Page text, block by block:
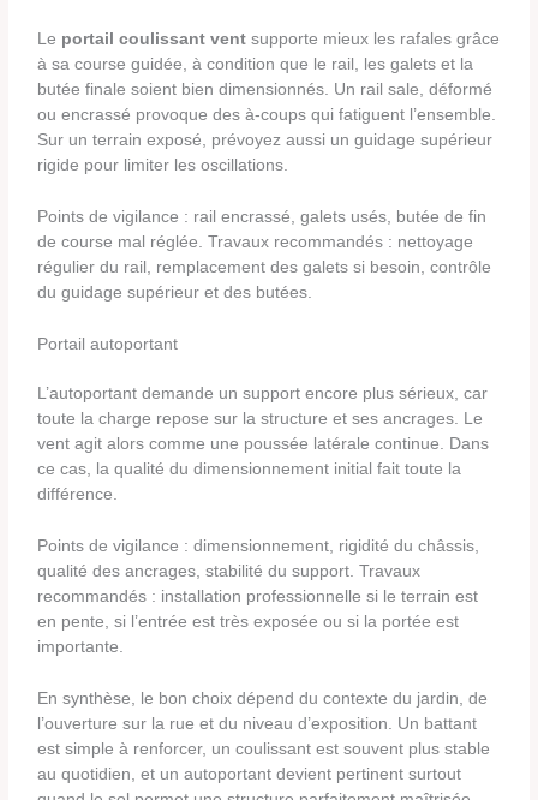
Le portail coulissant vent supporte mieux les rafales grâce
à sa course guidée, à condition que le rail, les galets et la
butée finale soient bien dimensionnés. Un rail sale, déformé
ou encrassé provoque des à-coups qui fatiguent l’ensemble.
Sur un terrain exposé, prévoyez aussi un guidage supérieur
rigide pour limiter les oscillations.
Points de vigilance : rail encrassé, galets usés, butée de fin
de course mal réglée. Travaux recommandés : nettoyage
régulier du rail, remplacement des galets si besoin, contrôle
du guidage supérieur et des butées.
Portail autoportant
L’autoportant demande un support encore plus sérieux, car
toute la charge repose sur la structure et ses ancrages. Le
vent agit alors comme une poussée latérale continue. Dans
ce cas, la qualité du dimensionnement initial fait toute la
différence.
Points de vigilance : dimensionnement, rigidité du châssis,
qualité des ancrages, stabilité du support. Travaux
recommandés : installation professionnelle si le terrain est
en pente, si l’entrée est très exposée ou si la portée est
importante.
En synthèse, le bon choix dépend du contexte du jardin, de
l’ouverture sur la rue et du niveau d’exposition. Un battant
est simple à renforcer, un coulissant est souvent plus stable
au quotidien, et un autoportant devient pertinent surtout